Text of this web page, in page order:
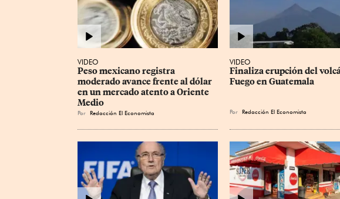
VIDEO
Peso mexicano registra
moderado avance frente al dólar
en un mercado atento a Oriente
Medio
Por Redacción El Economista
VIDEO
Finaliza erupción del
Fuego en Guatemala
Por Redacción El Economista